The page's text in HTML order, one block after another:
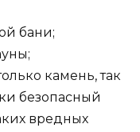
бани;
камень, так
безопасный
вредных